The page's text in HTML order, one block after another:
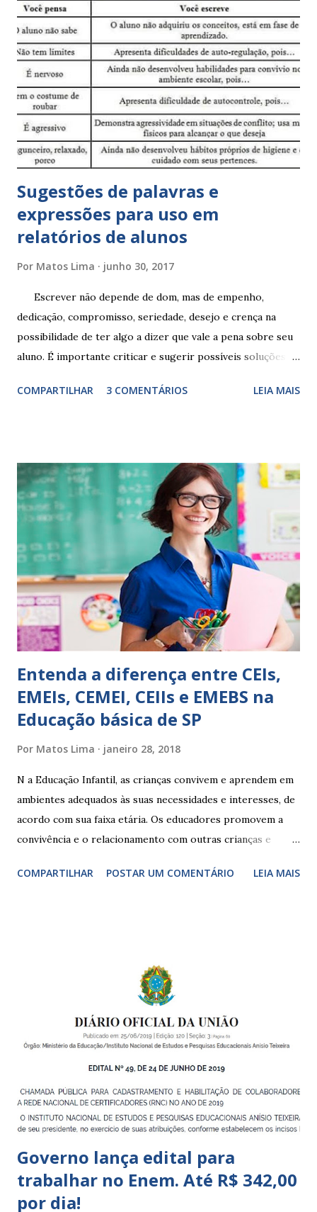
Sugestões de palavras e
expressões para uso em
relatórios de alunos
Por Matos Lima junho 30, 2017
Escrever não depende de dom, mas de empenho,
dedicação, compromisso, seriedade, desejo e crença na
possibilidade de ter algo a dizer que vale a pena sobre seu
aluno. É importante criticar e sugerir possíveis soluções.
exercitação. E encontrar a melhor maneira de expressar o
sempre as intervenções feitas para ações apresentadas,
isso ressalta trabalho. SUGESTÕES DE PALAVRAS E
EXPRESSÕES PARA USO EM RELATÓRIOS Você pensa Você
escreve O aluno não sabe O aluno não adquiriu os
conceitos, está em fase de aprendizado. Não tem limites
Apresenta dificuldades de auto-regulação, pois… É nervoso
Ainda não desenvolveu habilidades para convívio no
ambiente...
COMPARTILHAR 3 COMENTÁRIOS LEIA MAIS
Entenda a diferença entre CEIs,
EMEIs, CEMEI, CEIIs e EMEBS na
Educação básica de SP
Por Matos Lima janeiro 28, 2018
N a Educação Infantil, as crianças convivem e aprendem em
ambientes adequados às suas necessidades e interesses, de
acordo com sua faixa etária. Os educadores promovem a
convivência e o relacionamento com outras crianças e
garantir o direito das crianças a uma educação integral e de
crianças de zero a 3 anos e 11 meses; – EMEIs - Escolas
Municipais de Educação Infantil, que atendem crianças de 4
a 5 anos e 11 meses; – CEMEI - Centro Municipal de
Educação Infantil, que recebe crianças de zero a 5 anos e 11
Indígena, e trabalham com cri...
COMPARTILHAR POSTAR UM COMENTÁRIO LEIA MAIS
Governo lança edital para
trabalhar no Enem. Até R$ 342,00
por dia!